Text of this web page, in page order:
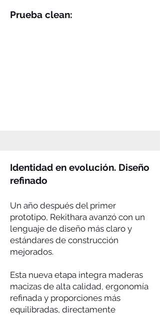
Prueba clean:
Identidad en evolución. Diseño
refinado
Un año después del primer
prototipo, Rekithara avanzó con un
lenguaje de diseño más claro y
estándares de construcción
mejorados.
Esta nueva etapa integra maderas
macizas de alta calidad, ergonomía
refinada y proporciones más
equilibradas, directamente